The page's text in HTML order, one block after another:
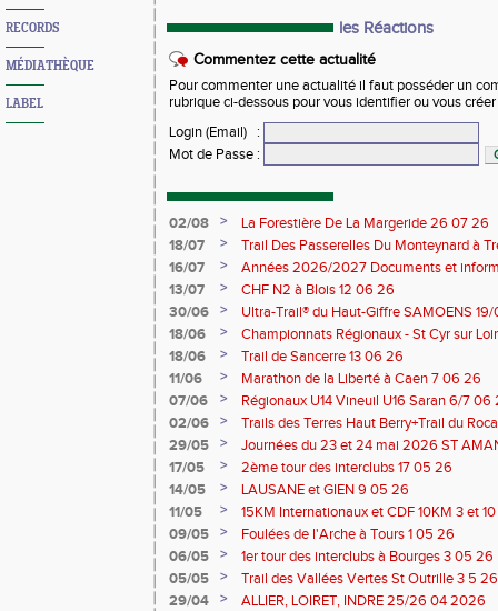
RECORDS
MÉDIATHÈQUE
LABEL
les Réactions
Commentez cette actualité
Pour commenter une actualité il faut posséder un
rubrique ci-dessous pour vous identifier ou vous
Login (Email)
:
Mot de Passe :
02/08 >
La Forestière De La Margeride 26 07 26
18/07
>
Trail Des Passerelles Du Monteynard à
16/07
>
Années 2026/2027 Documents et
13/07
>
CHF N2 à Blois 12 06 26
30/06
>
Ultra-Trail® du Haut-Giffre SAMOENS
18/06
>
Championnats Régionaux - St Cyr sur
Saran 13/14 06 26
18/06 >
Trail de Sancerre 13 06 26
11/06
>
Marathon de la Liberté à Caen 7 06 26
07/06
>
Régionaux U14 Vineuil U16 Saran 6/7 06
02/06
>
Trails des Terres Haut Berry+Trail du
du Berry 30/31 05 2026
29/05 >
Journées du 23 et 24 mai 2026 ST
17/05
>
2ème tour des interclubs 17 05 26
14/05
>
LAUSANE et GIEN 9 05 26
11/05
>
15KM Internationaux et CDF 10KM 3 et
09/05
>
Foulées de l'Arche à Tours 1 05 26
06/05
>
1er tour des interclubs à Bourges 3 05 26
05/05
>
Trail des Vallées Vertes St Outrille 3 5 26
29/04
>
ALLIER, LOIRET, INDRE 25/26 04 2026